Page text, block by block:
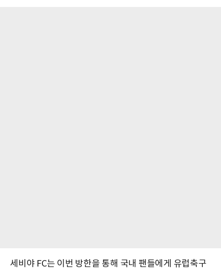
세비야 FC는 이번 방한을 통해 국내 팬들에게 유럽축구